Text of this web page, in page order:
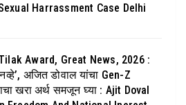
Harrassment Case Delhi
Award, Great News, 2026 :
अजित डोवाल यांचा Gen-Z
खरा अर्थ समजून घ्या : Ajit Doval